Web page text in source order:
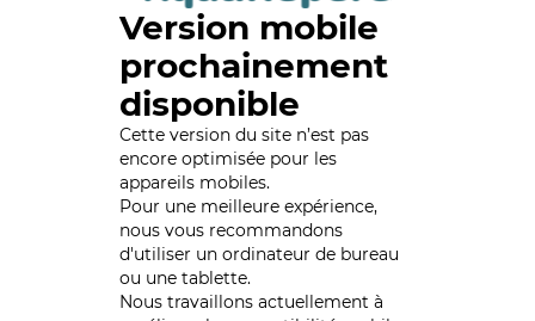
Version mobile
prochainement
disponible
Cette version du site n’est pas
encore optimisée pour les
appareils mobiles.
Pour une meilleure expérience,
nous vous recommandons
d'utiliser un ordinateur de bureau
ou une tablette.
Nous travaillons actuellement à